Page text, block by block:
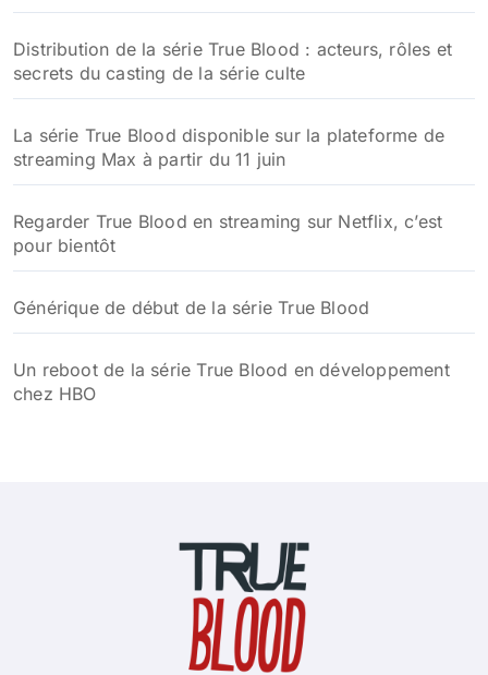
Distribution de la série True Blood : acteurs, rôles et
secrets du casting de la série culte
La série True Blood disponible sur la plateforme de
streaming Max à partir du 11 juin
Regarder True Blood en streaming sur Netflix, c’est
pour bientôt
Générique de début de la série True Blood
Un reboot de la série True Blood en développement
chez HBO